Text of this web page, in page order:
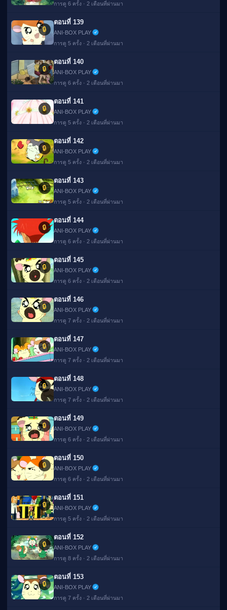
การดู 6 ครั้ง · 2 เดือนที่ผ่านมา
🔒
ตอนที่ 139
ANI-BOX PLAY
การดู 5 ครั้ง · 2 เดือนที่ผ่านมา
🔒
ตอนที่ 140
ANI-BOX PLAY
การดู 6 ครั้ง · 2 เดือนที่ผ่านมา
🔒
ตอนที่ 141
ANI-BOX PLAY
การดู 5 ครั้ง · 2 เดือนที่ผ่านมา
🔒
ตอนที่ 142
ANI-BOX PLAY
การดู 5 ครั้ง · 2 เดือนที่ผ่านมา
🔒
ตอนที่ 143
ANI-BOX PLAY
การดู 5 ครั้ง · 2 เดือนที่ผ่านมา
🔒
ตอนที่ 144
ANI-BOX PLAY
การดู 6 ครั้ง · 2 เดือนที่ผ่านมา
🔒
ตอนที่ 145
ANI-BOX PLAY
การดู 6 ครั้ง · 2 เดือนที่ผ่านมา
🔒
ตอนที่ 146
ANI-BOX PLAY
การดู 7 ครั้ง · 2 เดือนที่ผ่านมา
🔒
ตอนที่ 147
ANI-BOX PLAY
การดู 7 ครั้ง · 2 เดือนที่ผ่านมา
🔒
ตอนที่ 148
ANI-BOX PLAY
การดู 7 ครั้ง · 2 เดือนที่ผ่านมา
🔒
ตอนที่ 149
ANI-BOX PLAY
การดู 6 ครั้ง · 2 เดือนที่ผ่านมา
🔒
ตอนที่ 150
ANI-BOX PLAY
การดู 6 ครั้ง · 2 เดือนที่ผ่านมา
🔒
ตอนที่ 151
ANI-BOX PLAY
การดู 5 ครั้ง · 2 เดือนที่ผ่านมา
🔒
ตอนที่ 152
ANI-BOX PLAY
การดู 8 ครั้ง · 2 เดือนที่ผ่านมา
🔒
ตอนที่ 153
ANI-BOX PLAY
การดู 7 ครั้ง · 2 เดือนที่ผ่านมา